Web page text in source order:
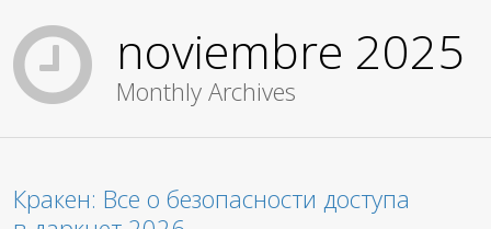
noviembre 2025
Monthly Archives
Кракен: Все о безопасности доступа